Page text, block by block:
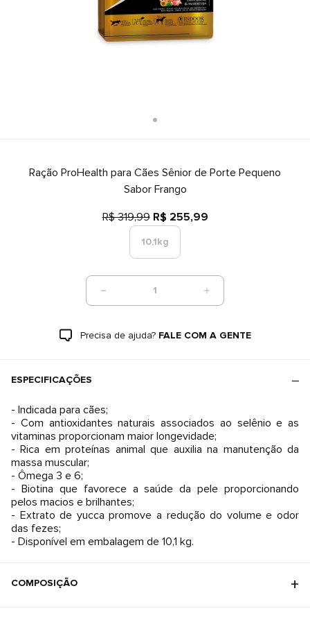
Ração ProHealth para Cães Sênior de Porte Pequeno
Sabor Frango
R$ 319,99 R$ 255,99
10,1kg
1
Precisa de ajuda? FALE COM A GENTE
ESPECIFICAÇÕES
- Indicada para cães;
- Com antioxidantes naturais associados ao selênio e as
vitaminas proporcionam maior longevidade;
- Rica em proteínas animal que auxilia na manutenção da
massa muscular;
- Ômega 3 e 6;
- Biotina que favorece a saúde da pele proporcionando
pelos macios e brilhantes;
- Extrato de yucca promove a redução do volume e odor
das fezes;
- Disponível em embalagem de 10,1 kg.
COMPOSIÇÃO